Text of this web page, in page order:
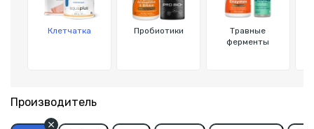
крови, предотвращает вздутие и нормализует вес.
Пробиотики
Клетчатка
Травные
ферменты
Производитель